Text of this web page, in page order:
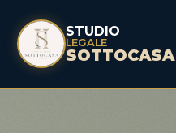
STUDIO
LEGALE
SOTTOCASA